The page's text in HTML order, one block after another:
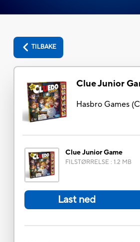
TILBAKE
Clue Junior
Hasbro Games(
Clue Junior Game
FILSTØRRELSE : 1.2 MB
Last ned